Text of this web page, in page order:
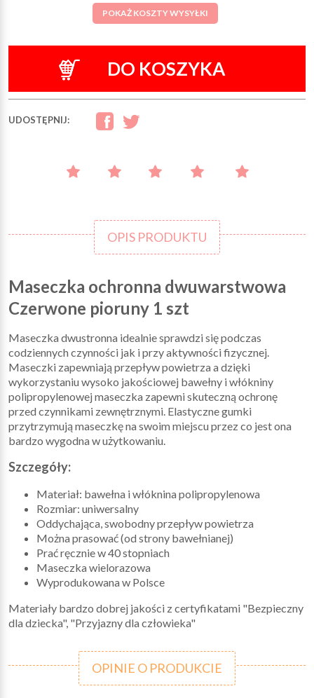
POKAŻ KOSZTY WYSYŁKI
DO KOSZYKA
UDOSTĘPNIJ:
OPIS PRODUKTU
Maseczka ochronna dwuwarstwowa
Czerwone pioruny 1 szt
Maseczka dwustronna idealnie sprawdzi się podczas
codziennych czynności jak i przy aktywności fizycznej.
Maseczki zapewniają przepływ powietrza a dzięki
wykorzystaniu wysoko jakościowej bawełny i włókniny
polipropylenowej maseczka zapewni skuteczną ochronę
przed czynnikami zewnętrznymi. Elastyczne gumki
przytrzymują maseczkę na swoim miejscu przez co jest ona
bardzo wygodna w użytkowaniu.
Szczegóły:
Materiał: bawełna i włóknina polipropylenowa
Rozmiar: uniwersalny
Oddychająca, swobodny przepływ powietrza
Można prasować (od strony bawełnianej)
Prać ręcznie w 40 stopniach
Maseczka wielorazowa
Wyprodukowana w Polsce
Materiały bardzo dobrej jakości z certyfikatami "Bezpieczny
dla dziecka", "Przyjazny dla człowieka"
OPINIE O PRODUKCIE